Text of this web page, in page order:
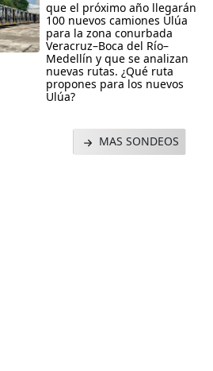
que el próximo año llegarán
100 nuevos camiones Ulúa
para la zona conurbada
Veracruz–Boca del Río–
Medellín y que se analizan
nuevas rutas. ¿Qué ruta
propones para los nuevos
Ulúa?
MAS SONDEOS